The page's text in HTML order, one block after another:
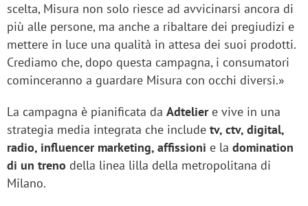
scelta, Misura non solo riesce ad avvicinarsi ancora di
più alle persone, ma anche a ribaltare dei pregiudizi e
mettere in luce una qualità in attesa dei suoi prodotti.
Crediamo che, dopo questa campagna, i consumatori
cominceranno a guardare Misura con occhi diversi.»
La campagna è pianificata da Adteliere vive in una
strategia media integrata che include tv, ctv, digital,
radio, influencer marketing, affissioni e la domination
di un treno della linea lilla della metropolitana di
Milano.